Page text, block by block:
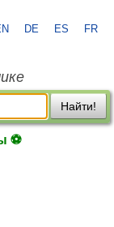
DE ES FR
Найти!
⚽